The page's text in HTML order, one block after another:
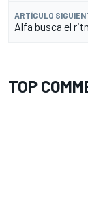
ARTÍCULO
Alfa busca el
TOP